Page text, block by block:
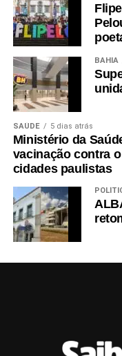
BAHIA
SAÚDE 5 dias atrás
Ministério da
vacinação contra
cidades paulistas